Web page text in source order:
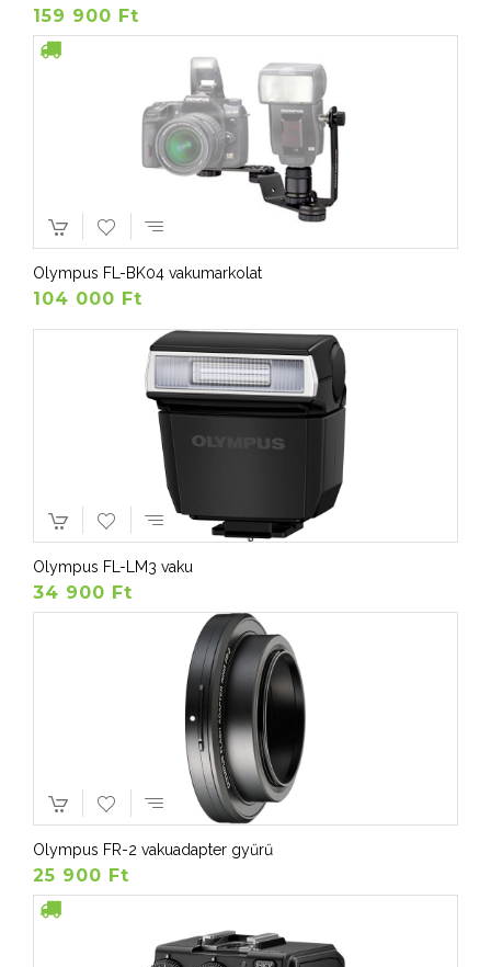
159 900 Ft
Olympus FL-BK04 vakumarkolat
104 000 Ft
Olympus FL-LM3 vaku
34 900 Ft
Olympus FR-2 vakuadapter gyűrű
25 900 Ft